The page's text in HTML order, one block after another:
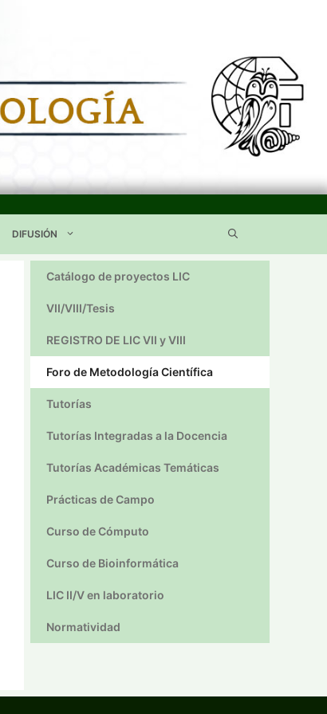
DIFUSIÓN
Catálogo de proyectos LIC
VII/VIII/Tesis
REGISTRO DE LIC VII y VIII
Foro de Metodología Científica
Tutorías
Tutorías Integradas a la Docencia
Tutorías Académicas Temáticas
Prácticas de Campo
Curso de Cómputo
Curso de Bioinformática
LIC II/V en laboratorio
Normatividad